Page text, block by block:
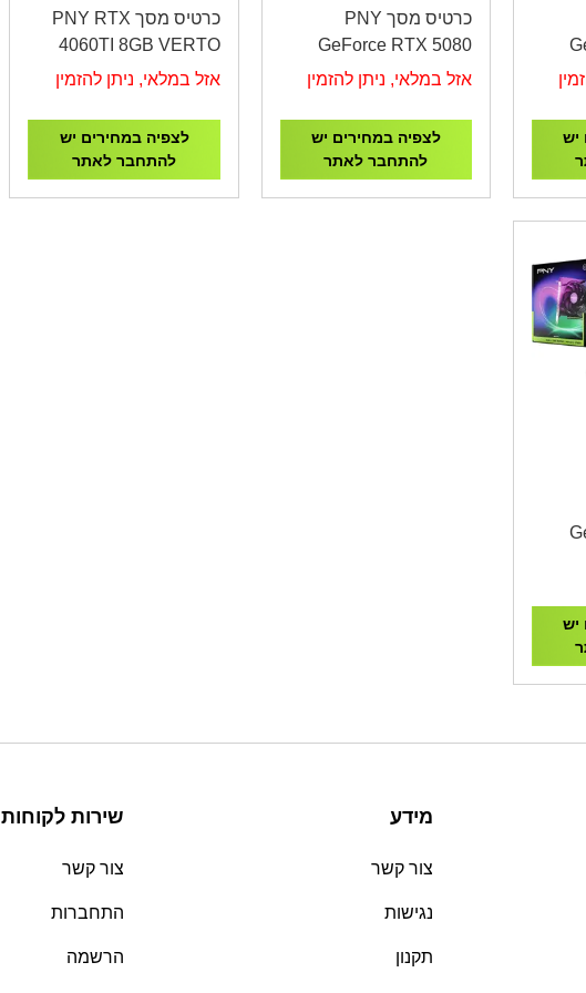
יש
כרטיס מסך PNY
GeForce RTX 5080
16GB Overclocked
אזל במלאי, ניתן להזמין
לצפיה במחירים יש
להתחבר לאתר
כרטיס מסך PNY RTX
4060TI 8GB VERTO
Dual Fan DLSS3
אזל במלאי, ניתן להזמין
לצפיה במחירים יש
להתחבר לאתר
יש
מידע
צור קשר
נגישות
תקנון
שירות לקוחות
צור קשר
התחברות
הרשמה